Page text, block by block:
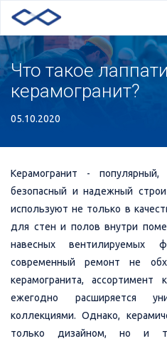
Что такое
керамогранит?
05.10.2020
Керамогранит - популярный,
безопасный и надежный
используют не только в
для стен и полов внутри
навесных
современный ремонт не
керамогранита, ассортимент
ежегодно расширяется
коллекциями. Однако,
только дизайном, но и